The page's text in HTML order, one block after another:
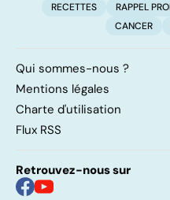
RECETTES RAPPEL
CANCER
Qui sommes-nous ?
Mentions légales
Charte d'utilisation
Flux RSS
Retrouvez-nous sur